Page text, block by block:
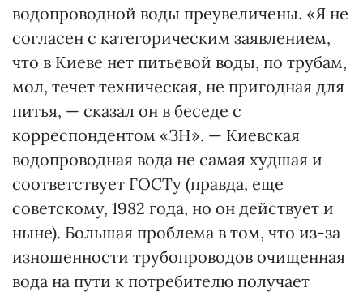
водопроводной воды преувеличены. «Я не
согласен с категорическим заявлением,
что в Киеве нет питьевой воды, по трубам,
мол, течет техническая, не пригодная для
питья, — сказал он в беседе с
корреспондентом «ЗН». — Киевская
водопроводная вода не самая худшая и
соответствует ГОСТу (правда, еще
советскому, 1982 года, но он действует и
ныне). Большая проблема в том, что из-за
изношенности трубопроводов очищенная
вода на пути к потребителю получает